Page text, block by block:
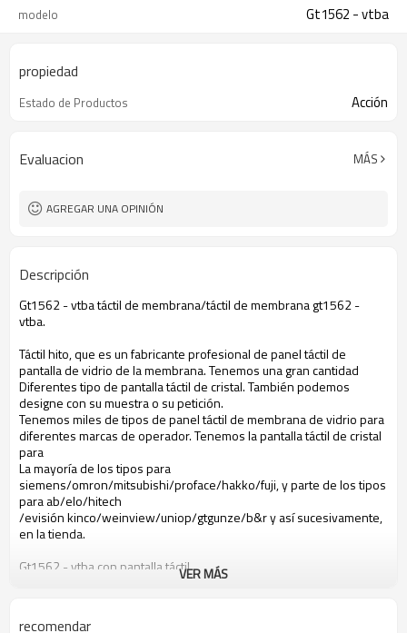
modelo Gt1562 - vtba
propiedad
Estado de Productos Acción
Evaluacion MÁS
AGREGAR UNA OPINIÓN
Descripción
Gt1562 - vtba táctil de membrana/táctil de membrana gt1562 -
vtba.
Táctil hito, que es un fabricante profesional de panel táctil de
pantalla de vidrio de la membrana. Tenemos una gran cantidad
Diferentes tipo de pantalla táctil de cristal. También podemos
designe con su muestra o su petición.
Tenemos miles de tipos de panel táctil de membrana de vidrio para
diferentes marcas de operador. Tenemos la pantalla táctil de cristal
para
La mayoría de los tipos para
siemens/omron/mitsubishi/proface/hakko/fuji, y parte de los tipos
para ab/elo/hitech
/evisión kinco/weinview/uniop/gtgunze/b&r y así sucesivamente,
en la tienda.
Gt1562 - vtba con pantalla táctil
Mitsubishi gt1562 - vtba con pantalla táctil
VER MÁS
recomendar